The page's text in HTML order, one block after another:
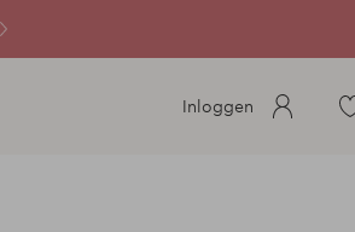
Inloggen